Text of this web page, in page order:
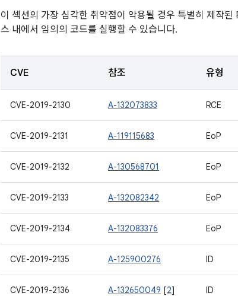
이 섹션의 가장 심각한 취약점이 악용될 경우 특별히 제작
스 내에서 임의의 코드를 실행할 수 있습니다.
CVE 참조 유형
CVE-2019-2130 A-132073833 RCE
CVE-2019-2131 A-119115683 EoP
CVE-2019-2132 A-130568701 EoP
CVE-2019-2133 A-132082342 EoP
CVE-2019-2134 A-132083376 EoP
CVE-2019-2135 A-125900276 ID
CVE-2019-2136 A-132650049 [2]
ID